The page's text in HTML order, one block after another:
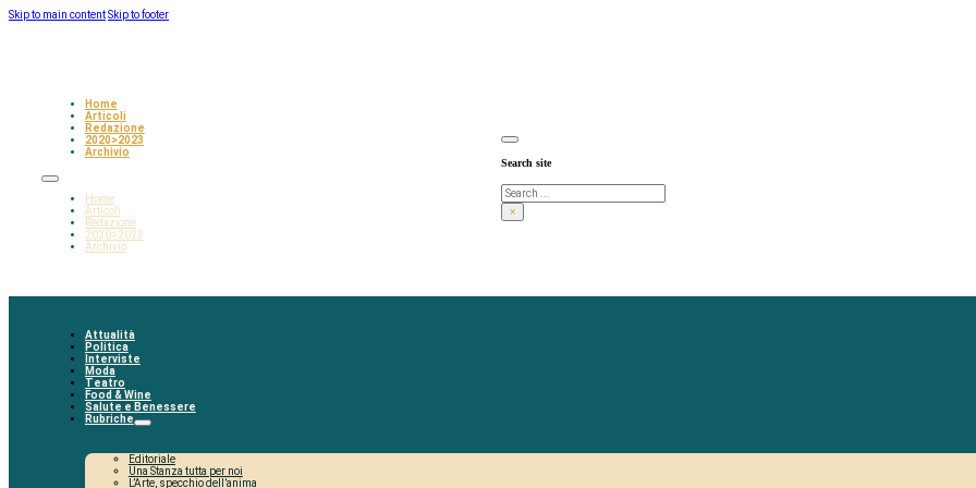
Skip to main contentSkip to footer
Home
Articoli
Redazione
2020>2023
Archivio
Home
Articoli
Redazione
2020>2023
Archivio
Search site
Search
×
Attualità
Politica
Interviste
Moda
Teatro
Food & Wine
Salute e Benessere
Rubriche
Editoriale
Una Stanza tutta per noi
L’Arte, specchio dell’anima